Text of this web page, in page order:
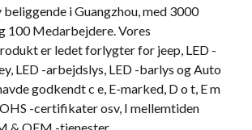
i Guangzhou, med 3000
100 Medarbejdere. Vores
er ledet forlygter for jeep, LED -
LED -arbejdslys, LED -barlys og Auto
godkendt c e, E-marked, D o t, E m
-certifikater osv, I mellemtiden
& OEM -tjenester.